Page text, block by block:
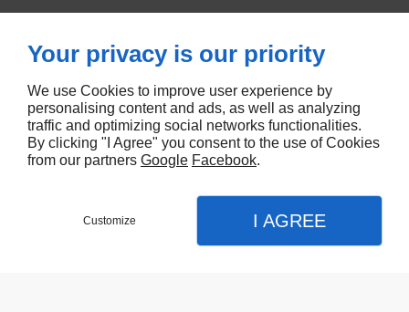
À PROPOS
Accueil
Contactez-nous
Mentions légales
Plan du site
Your privacy is our priority
We use Cookies to improve user experience by
personalising content and ads, as well as analyzing
traffic and optimizing social networks functionalities.
By clicking "I Agree" you consent to the use of Cookies
from our partners Google Facebook.
Customize I AGREE